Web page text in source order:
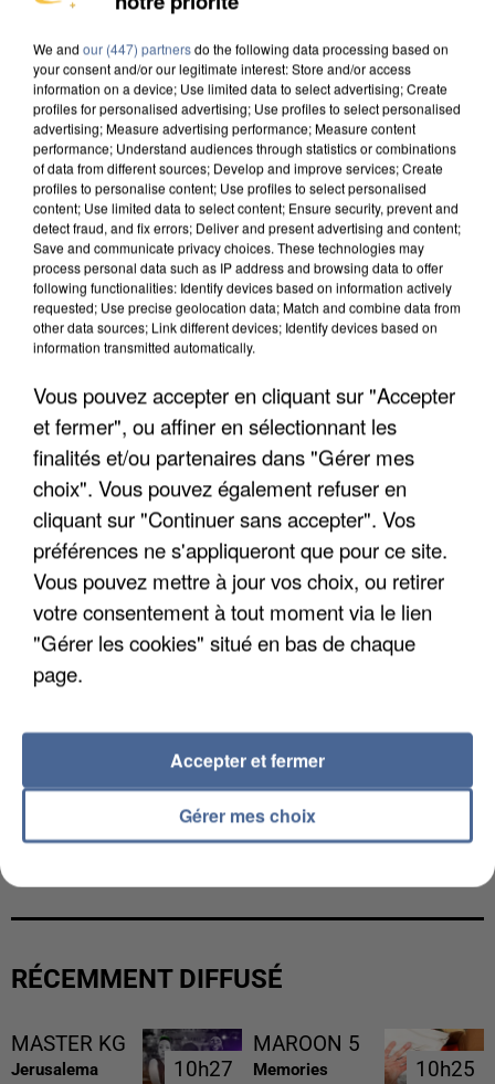
DE SOLIDARITÉ AVEC LES...
APRÈS TOUTES CES CANICULES, LES REFUGES
DE FAUNE SAUVAGE SONT...
L’UN DES FONDATEURS SUPPOSÉS DE LA DZ
RÉCEMMENT DIFFUSÉ
MASTER KG
Jerusalema 10h27
10h27
MAROON 5
Memories 10h25
10h25
We and our (447) partnersdo the following data processing based on
your consent and/or our legitimate interest: Store and/or access
information on a device; Use limited data to select advertising; Create
profiles for personalised advertising; Use profiles to select personalised
advertising; Measure advertising performance; Measure content
performance; Understand audiences through statistics or combinations
of data from different sources; Develop and improve services; Create
profiles to personalise content; Use profiles to select personalised
content; Use limited data to select content; Ensure security, prevent and
detect fraud, and fix errors; Deliver and present advertising and content;
Save and communicate privacy choices. These technologies may
process personal data such as IP address and browsing data to offer
following functionalities: Identify devices based on information actively
requested; Use precise geolocation data; Match and combine data from
other data sources; Link different devices; Identify devices based on
information transmitted automatically.
Vous pouvez accepter en cliquant sur "Accepter
et fermer", ou affiner en sélectionnant les
finalités et/ou partenaires dans "Gérer mes
choix". Vous pouvez également refuser en
cliquant sur "Continuer sans accepter". Vos
préférences ne s'appliqueront que pour ce site.
Vous pouvez mettre à jour vos choix, ou retirer
votre consentement à tout moment via le lien
"Gérer les cookies" situé en bas de chaque
page.
Gérer mes choix
Accepter et fermer